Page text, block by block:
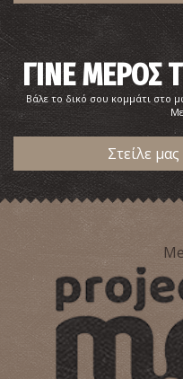
ΓΙΝΕ ΜΕΡΟΣ
Βάλε το δικό σου κομμάτι στο
Στείλε